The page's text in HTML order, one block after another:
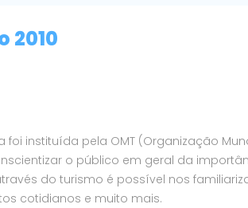
2010
instituída pela OMT (Organização
o público em geral da
do turismo é possível nos
cotidianos e muito mais.